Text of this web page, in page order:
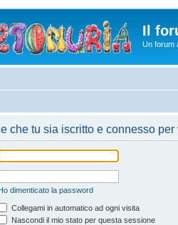
Il
Un forum
che tu sia iscritto e connesso
dimenticato la password
Collegami in automatico ad ogni visita
Nascondi il mio stato per questa sessione